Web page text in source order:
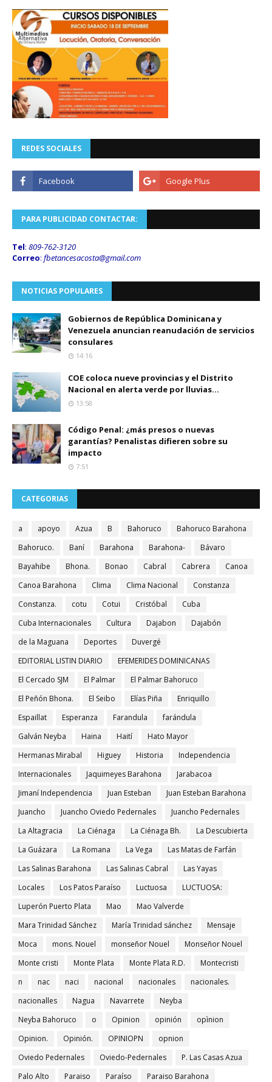
REDES SOCIALES
PARA PUBLICIDAD CONTACTAR:
Tel: 809-762-3120
Correo: fbetancesacosta@gmail.com
NOTICIAS POPULARES
Gobiernos de República Dominicana y
Venezuela anuncian reanudación de servicios
consulares
14:16
COE coloca nueve provincias y el Distrito
Nacional en alerta verde por lluvias...
13:58
Código Penal: ¿más presos o nuevas
garantías? Penalistas difieren sobre su
impacto
7:51
CATEGORIAS
a apoyo Azua B Bahoruco
Bahoruco Barahona
Bahoruco.
Baní Barahona Barahona-
Bávaro
Bayahibe
Bhona. Bonao Cabral Cabrera
Canoa
Canoa Barahona
Clima Clima Nacional
Constanza
Constanza.
cotu Cotui Cristóbal
Cuba
Cuba Internacionales
Cultura Dajabon
Dajabón
de la Maguana
Deportes
Duvergé
EDITORIAL LISTIN DIARIO
EFEMERIDES DOMINICANAS
El Cercado SJM
El Palmar
El Palmar Bahoruco
El Peñón Bhona.
El Seibo Elías Piña
Enriquillo
Espaillat
Esperanza Farandula
farándula
Galván Neyba
Haina Haití
Hato Mayor
Hermanas Mirabal
Higuey Historia
Independencia
Internacionales
Jaquimeyes Barahona
Jarabacoa
Jimaní Independencia
Juan Esteban
Juan Esteban Barahona
Juancho
Juancho Oviedo Pedernales
Juancho Pedernales
La Altagracia
La Ciénaga La Ciénaga Bh.
La Descubierta
La Guázara
La Romana La Vega
Las Matas de Farfán
Las Salinas Barahona
Las Salinas Cabral
Las Yayas
Locales
Los Patos Paraíso Luctuosa
LUCTUOSA:
Luperón Puerto Plata
Mao
Mao Valverde
Mara Trinidad Sánchez
María Trinidad sánchez
Mensaje
Moca
mons. Nouel monseñor Nouel
Monseñor Nouel
Monte cristi
Monte Plata Monte Plata R.D.
Montecristi
n
nac naci nacional nacionales
nacionales.
nacionalles
Nagua Navarrete
Neyba
Neyba Bahoruco
o Opinion opinión
opìnion
Opinion.
Opinión. OPINIOPN
opnion
Oviedo Pedernales
Oviedo-Pedernales
P. Las Casas Azua
Palo Alto
Paraiso Paraíso
Paraiso Barahona